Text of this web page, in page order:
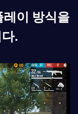
레이 방식을
.